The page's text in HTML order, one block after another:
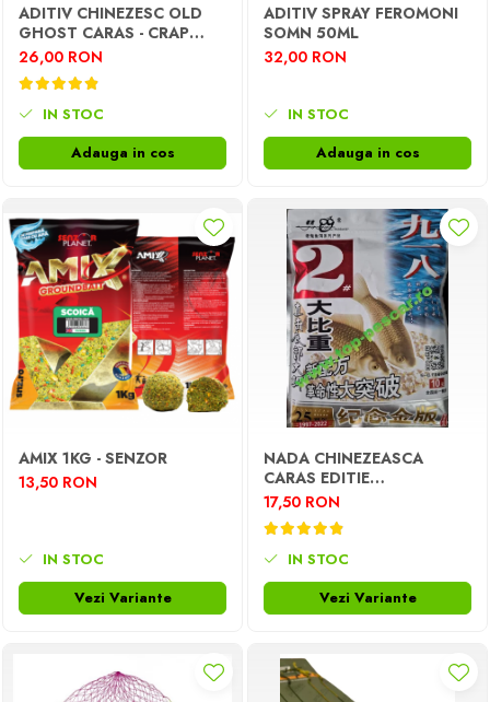
ADITIV CHINEZESC OLD
GHOST CARAS - CRAP
120ML
26,00 RON
IN STOC
Adauga in cos
ADITIV SPRAY FEROMONI
SOMN 50ML
32,00 RON
IN STOC
Adauga in cos
AMIX 1KG - SENZOR
13,50 RON
IN STOC
Vezi Variante
NADA CHINEZEASCA
CARAS EDITIE
ANIVERSARA 25 ANI
17,50 RON
IN STOC
Vezi Variante